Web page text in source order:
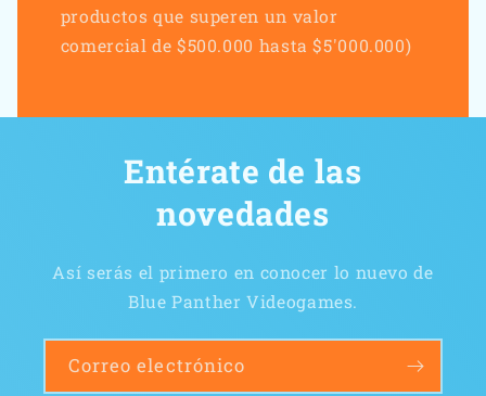
productos que superen un valor
comercial de $500.000 hasta $5'000.000)
Entérate de las
novedades
Así serás el primero en conocer lo nuevo de
Blue Panther Videogames.
Correo electrónico